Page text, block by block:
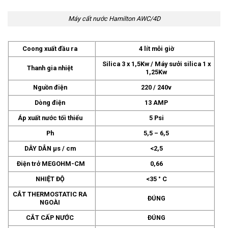
Máy cất nước Hamilton AWC/4D
Coong xuất đầu ra 4 lít mỗi giờ
Thanh gia nhiệt
Silica 3 x 1,5Kw / Máy sưởi silica 1 x
1,25Kw
Nguồn điện
220 / 240v
Dòng điện
13 AMP
Áp xuất nước tối thiểu
5 Psi
Ph
5,5 – 6,5
DÂY DẪN µs / cm
<2,5
Điện trở MEGOHM-CM
0,66
NHIỆT ĐỘ
<35 ° C
CẮT THERMOSTATIC RA
NGOÀI
ĐÚNG
CẮT CẤP NƯỚC ĐÚNG